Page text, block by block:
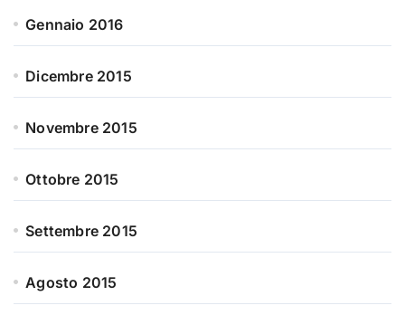
Gennaio 2016
Dicembre 2015
Novembre 2015
Ottobre 2015
Settembre 2015
Agosto 2015